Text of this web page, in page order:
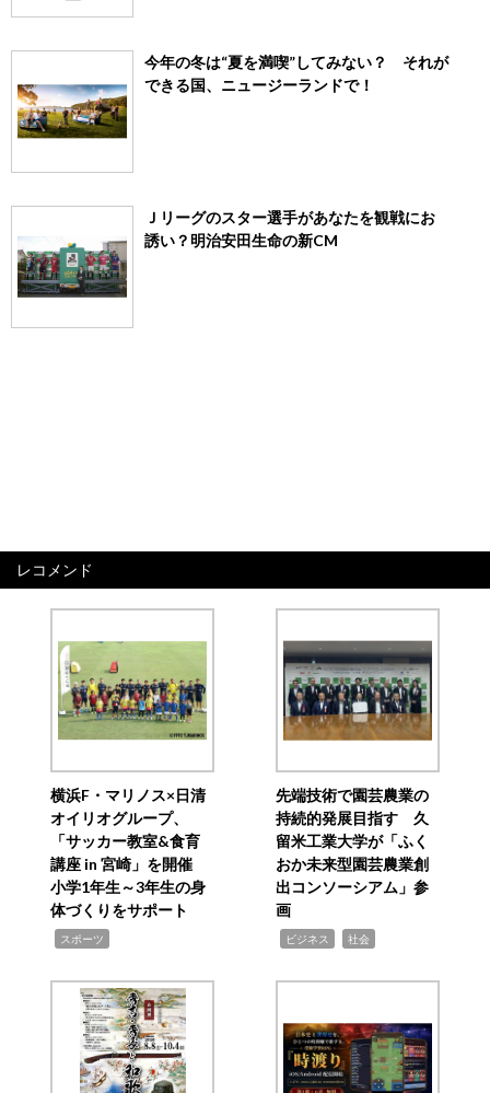
今年の冬は“夏を満喫”してみない？ それが
できる国、ニュージーランドで！
Ｊリーグのスター選手があなたを観戦にお
誘い？明治安田生命の新CM
レコメンド
横浜F・マリノス×日清
オイリオグループ、
「サッカー教室&食育
講座 in 宮崎」を開催
小学1年生～3年生の身
体づくりをサポート
スポーツ
先端技術で園芸農業の
持続的発展目指す 久
留米工業大学が「ふく
おか未来型園芸農業創
出コンソーシアム」参
画
ビジネス 社会